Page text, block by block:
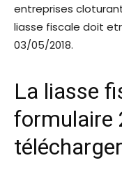
entreprises cloturant
liasse fiscale doit
03/05/2018.
La liasse
formulaire